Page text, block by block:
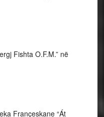
Fishta O.F.M.” në
Françeskane “Át